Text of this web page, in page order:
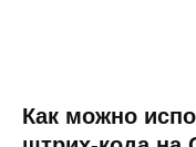
Как можно